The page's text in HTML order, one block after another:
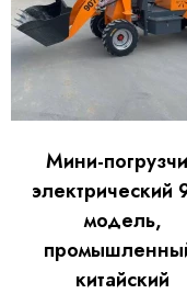
Мини-
электрический
модель,
китайский